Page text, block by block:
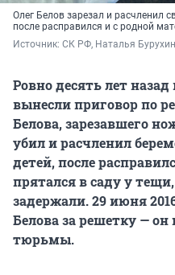
Олег Белов зарезал и расчленил
после расправился и с родной
Источник: СК РФ, Наталья
Ровно десять лет
вынесли приговор по
Белова, зарезавшего
убил и расчленил
детей, после
прятался в саду у тещи,
задержали. 29 июня
Белова за решетку —
тюрьмы.